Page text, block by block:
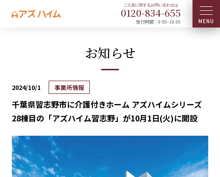
0120-834-655
受付時間：9:00~18:00
お知らせ
2024/10/1 事業所情報
千葉県習志野市に介護付きホーム アズハイムシリーズ
28棟目の「アズハイム習志野」が10月1日(火)に開設